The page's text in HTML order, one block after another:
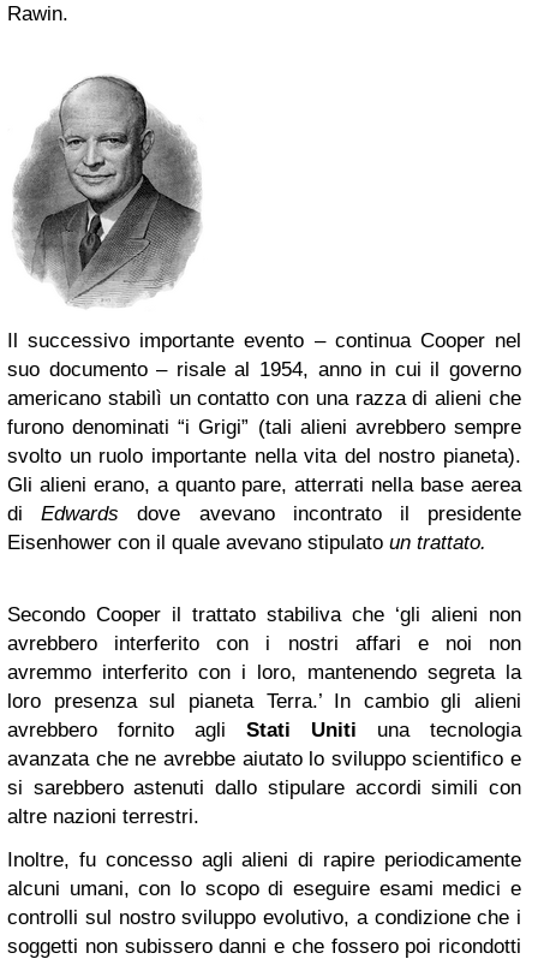
Rawin.
Il successivo importante evento – continua Cooper nel
suo documento – risale al 1954, anno in cui il governo
americano stabilì un contatto con una razza di alieni che
furono denominati “i Grigi” (tali alieni avrebbero sempre
svolto un ruolo importante nella vita del nostro pianeta).
Gli alieni erano, a quanto pare, atterrati nella base aerea
diEdwardsdove avevano incontrato il presidente
Eisenhower con il quale avevano stipulato un trattato.
Secondo Cooper il trattato stabiliva che ‘gli alieni non
avrebbero interferito con i nostri affari e noi non
avremmo interferito con i loro, mantenendo segreta la
loro presenza sul pianeta Terra.’In cambio gli alieni
avrebbero fornito agli Stati Uniti una tecnologia
avanzata che ne avrebbe aiutato lo sviluppo scientifico e
si sarebbero astenuti dallo stipulare accordi simili con
altre nazioni terrestri.
Inoltre, fu concesso agli alieni di rapire periodicamente
alcuni umani, con lo scopo di eseguire esami medici e
controlli sul nostro sviluppo evolutivo, a condizione che i
soggetti non subissero danni e che fossero poi ricondotti